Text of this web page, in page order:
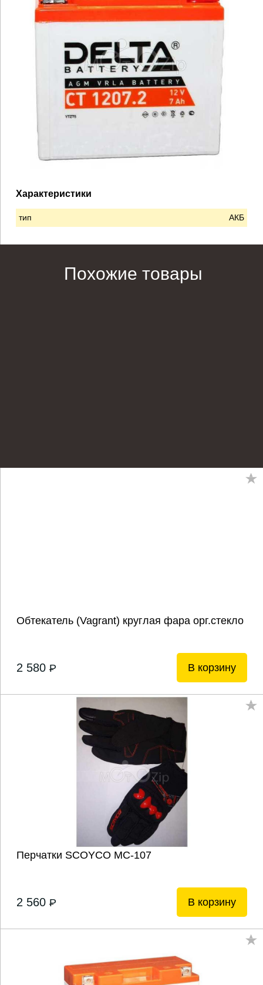
Характеристики
тип АКБ
Похожие товары
Обтекатель (Vagrant) круглая фара орг.стекло
2 580 P В корзину
Перчатки SCOYCO МС-107
2 560 P В корзину